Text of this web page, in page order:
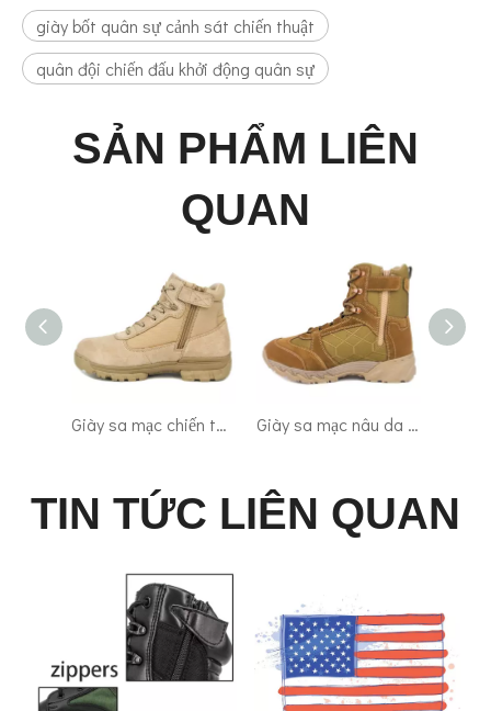
giày bốt quân sự cảnh sát chiến thuật
quân đội chiến đấu khởi động quân sự
SẢN PHẨM LIÊN
QUAN
Giày sa mạc chiến thuật quân đội Mỹ màu vàng 7110 Giày sa mạc nâu da Úc & Thổ Nhĩ Kỳ 7109
TIN TỨC LIÊN QUAN